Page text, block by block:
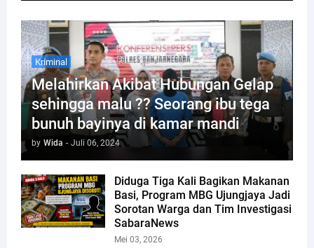
Kriminal
Melahirkan Akibat Hubungan Gelap
sehingga malu ?? Seorang ibu tega
bunuh bayinya di kamar mandi
by Wida - Juli 06, 2024
Diduga Tiga Kali Bagikan Makanan
Basi, Program MBG Ujungjaya Jadi
Sorotan Warga dan Tim Investigasi
SabaraNews
Mei 03, 2026